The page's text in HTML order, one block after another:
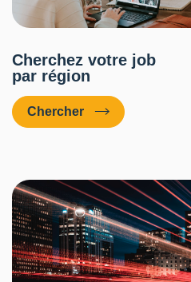
Cherchez votre job
par région
Chercher